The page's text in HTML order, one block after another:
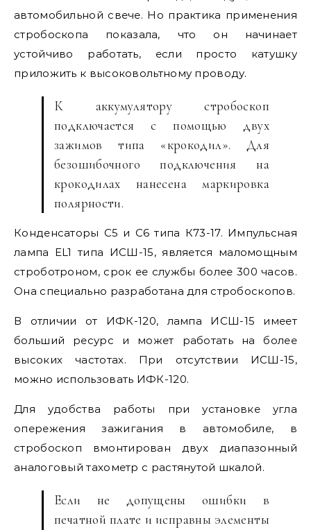
автомобильной свече. Но практика применения
стробоскопа показала, что он начинает
устойчиво работать, если просто катушку
приложить к высоковольтному проводу.
К аккумулятору стробоскоп
подключается с помощью двух
зажимов типа «крокодил». Для
безошибочного подключения на
крокодилах нанесена маркировка
полярности.
Конденсаторы С5 и С6 типа К73-17. Импульсная
лампа EL1 типа ИСШ-15, является маломощным
строботроном, срок ее службы более 300 часов.
Она специально разработана для стробоскопов.
В отличии от ИФК-120, лампа ИСШ-15 имеет
больший ресурс и может работать на более
высоких частотах. При отсутствии ИСШ-15,
можно использовать ИФК-120.
Для удобства работы при установке угла
опережения зажигания в автомобиле, в
стробоскоп вмонтирован двух диапазонный
аналоговый тахометр с растянутой шкалой.
Если не допущены ошибки в
печатной плате и исправны элементы